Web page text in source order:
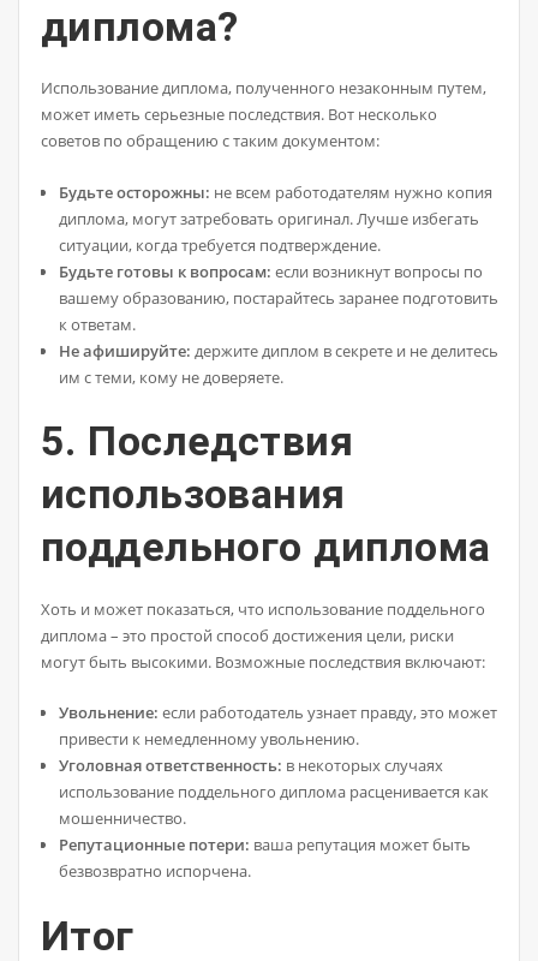
диплома?
Использование диплома, полученного незаконным путем,
может иметь серьезные последствия. Вот несколько
советов по обращению с таким документом:
Будьте осторожны: не всем работодателям нужно копия
диплома, могут затребовать оригинал. Лучше избегать
ситуации, когда требуется подтверждение.
Будьте готовы к вопросам: если возникнут вопросы по
вашему образованию, постарайтесь заранее подготовиться
к ответам.
Не афишируйте: держите диплом в секрете и не делитесь
им с теми, кому не доверяете.
5. Последствия
использования
поддельного диплома
Хоть и может показаться, что использование поддельного
диплома – это простой способ достижения цели, риски
могут быть высокими. Возможные последствия включают:
Увольнение: если работодатель узнает правду, это может
привести к немедленному увольнению.
Уголовная ответственность: в некоторых случаях
использование поддельного диплома расценивается как
мошенничество.
Репутационные потери: ваша репутация может быть
безвозвратно испорчена.
Итог